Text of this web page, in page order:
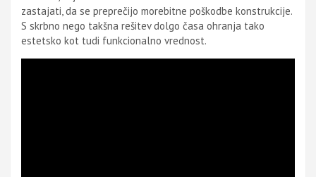
zastajati, da se preprečijo morebitne poškodbe konstrukcije.
S skrbno nego takšna rešitev dolgo časa ohranja tako
estetsko kot tudi funkcionalno vrednost.